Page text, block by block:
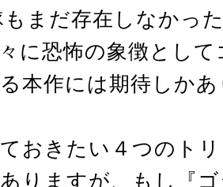
まだ存在しなかっ
に恐怖の象徴とし
本作には期待しか
おきたい４つのト
りますが、もし『